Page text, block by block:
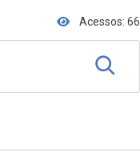
Acessos: 66